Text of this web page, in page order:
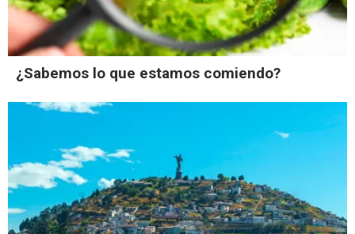
¿Sabemos lo que estamos comiendo?